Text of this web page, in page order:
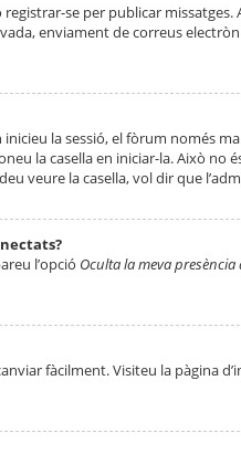
se per publicar
enviament de correus
la sessió, el fòrum només
la casella en iniciar-la. Això
veure la casella, vol dir que
l’opció Oculta la meva
fàcilment. Visiteu la pàgina